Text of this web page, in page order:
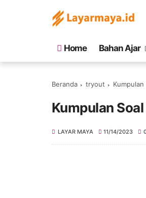
Home Bahan Ajar
Beranda tryout
Kumpulan
LAYAR MAYA 11/14/2023